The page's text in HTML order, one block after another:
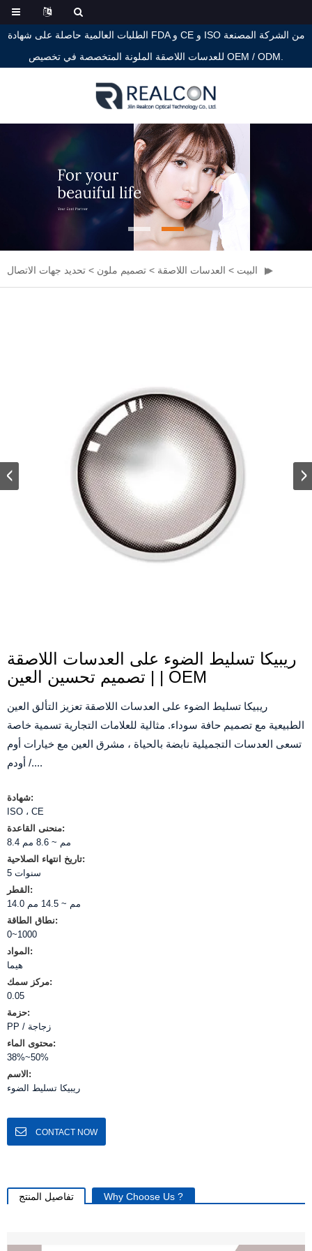
الطلبات العالمية حاصلة على شهادة FDA و CE و ISO من الشركة المصنعة
للعدسات اللاصقة الملونة المتخصصة في تخصيص OEM / ODM.
البيت > العدسات اللاصقة > تصميم ملون > تحديد جهات الاتصال
ريبيكا تسليط الضوء على العدسات اللاصقة
| تصميم تحسين العين | OEM
ريبيكا تسليط الضوء على العدسات اللاصقة تعزيز التألق العين
الطبيعية مع تصميم حافة سوداء. مثالية للعلامات التجارية تسمية خاصة
تسعى العدسات التجميلية نابضة بالحياة ، مشرق العين مع خيارات أوم
/ أودم....
شهادة:
ISO ، CE
منحنى القاعدة:
8.4 مم ~ 8.6 مم
تاريخ انتهاء الصلاحية:
5 سنوات
القطر:
14.0 مم ~ 14.5 مم
نطاق الطاقة:
0~1000
المواد:
هيما
مركز سمك:
0.05
حزمة:
PP / زجاجة
محتوى الماء:
38%~50%
الاسم:
ريبيكا تسليط الضوء
CONTACT NOW
تفاصيل المنتج Why Choose Us ?